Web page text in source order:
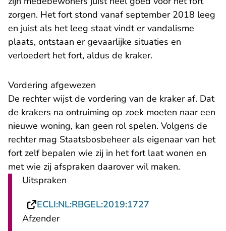
zorgen. Het fort stond vanaf september 2018 leeg
en juist als het leeg staat vindt er vandalisme
plaats, ontstaan er gevaarlijke situaties en
verloedert het fort, aldus de kraker.
Vordering afgewezen
De rechter wijst de vordering van de kraker af. Dat
de krakers na ontruiming op zoek moeten naar een
nieuwe woning, kan geen rol spelen. Volgens de
rechter mag Staatsbosbeheer als eigenaar van het
fort zelf bepalen wie zij in het fort laat wonen en
met wie zij afspraken daarover wil maken.
Uitspraken
ECLI:NL:RBGEL:2019:1727
Afzender